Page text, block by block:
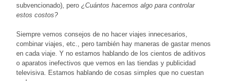
subvencionado), pero ¿Cuántos hacemos algo para controlar
estos costos?
Siempre vemos consejos de no hacer viajes innecesarios,
combinar viajes, etc., pero también hay maneras de gastar menos
en cada viaje. Y no estamos hablando de los cientos de aditivos
o aparatos inefectivos que vemos en las tiendas y publicidad
televisiva. Estamos hablando de cosas simples que no cuestan